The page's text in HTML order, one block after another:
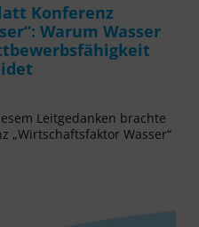
Konferenz
Warum Wasser
Leitgedanken brachte
„Wirtschaftsfaktor Wasser“